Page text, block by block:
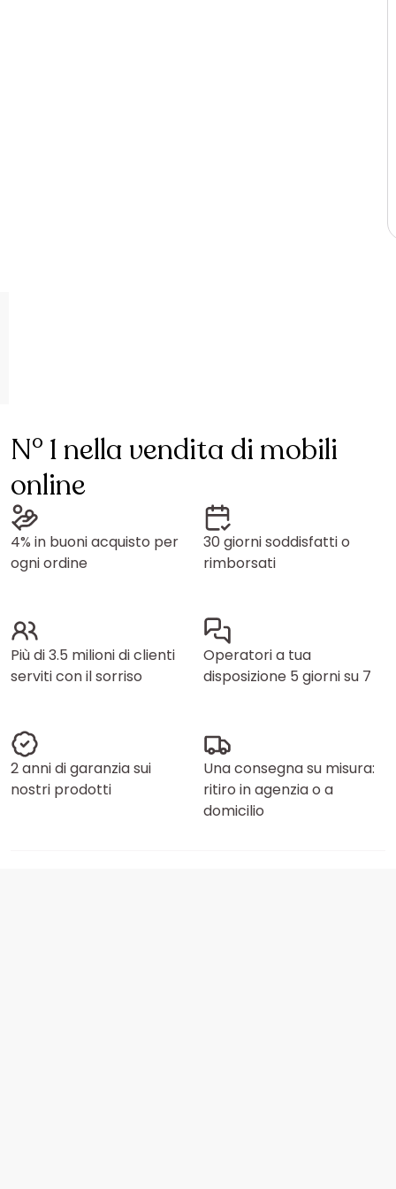
N° 1 nella vendita di mobili
online
4% in buoni acquisto per
ogni ordine
30 giorni soddisfatti o
rimborsati
Più di 3.5 milioni di clienti
serviti con il sorriso
Operatori a tua
disposizione 5 giorni su 7
2 anni di garanzia sui
nostri prodotti
Una consegna su misura:
ritiro in agenzia o a
domicilio